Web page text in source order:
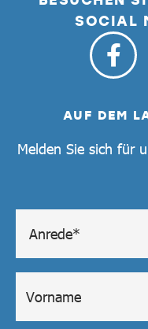
SOCIAL
AUF DEM
Melden Sie sich für